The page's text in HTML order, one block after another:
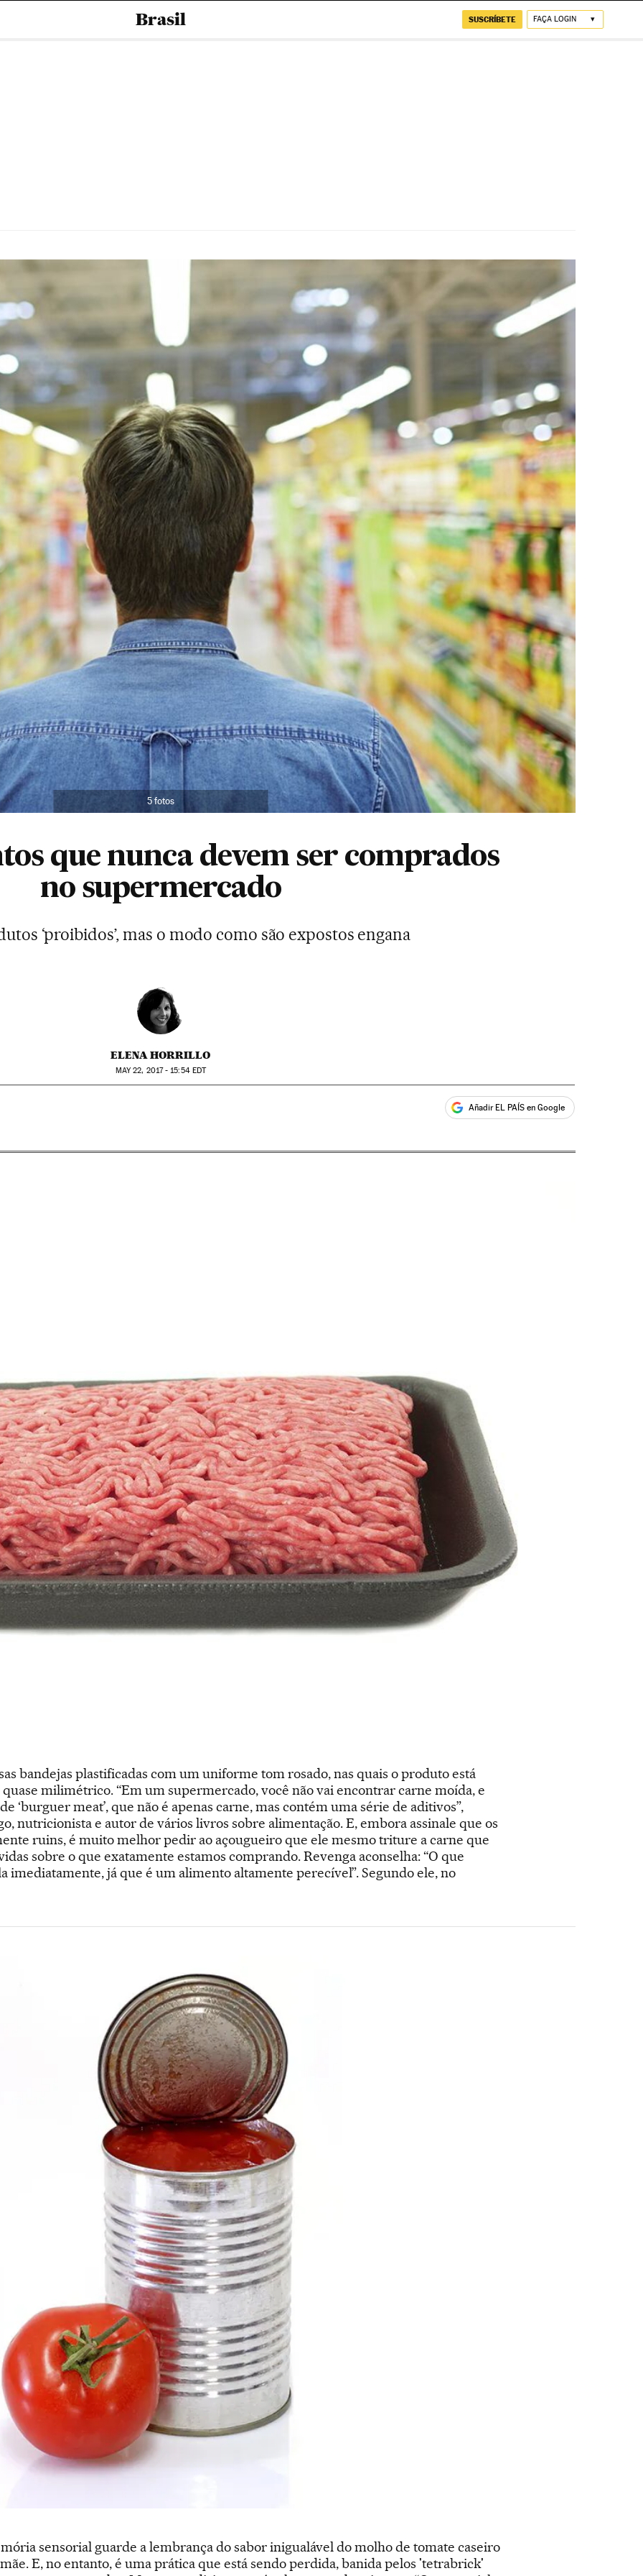
Brasil SUSCRÍBETE FAÇA LOGIN
5 fotos
que nunca devem ser comprados
no supermercado
‘proibidos’, mas o modo como são expostos engana
ELENA HORRILLO
MAY22, 2017 - 15:54EDT
Añadir EL PAÍS en Google
bandejas plastificadas com um uniforme tom rosado, nas quais o produto está
milimétrico. “Em um supermercado, você não vai encontrar carne moída, e
‘burguer meat’, que não é apenas carne, mas contém uma série de aditivos”,
nutricionista e autor de vários livros sobre alimentação. E, embora assinale que os
ruins, é muito melhor pedir ao açougueiro que ele mesmo triture a carne que
sobre o que exatamente estamos comprando. Revenga aconselha: “O que
imediatamente, já que é um alimento altamente perecível”. Segundo ele, no
sensorial guarde a lembrança do sabor inigualável do molho de tomate caseiro
E, no entanto, é uma prática que está sendo perdida, banida pelos 'tetrabrick'